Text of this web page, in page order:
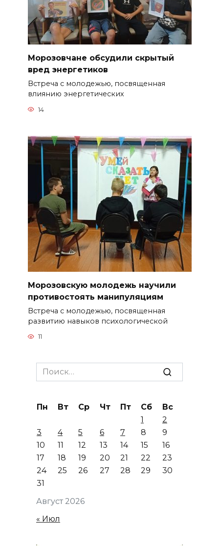
Морозовчане обсудили скрытый
вред энергетиков
Встреча с молодежью, посвященная
влиянию энергетических
14
Морозовскую молодежь научили
противостоять манипуляциям
Встреча с молодежью, посвященная
развитию навыков психологической
11
Search
for:
Август 2026
Пн Вт Ср Чт Пт Сб
Вс
1
2
3
4 5 6 7 8
9
10
11 12 13 14 15
16
17
18 19 20 21 22
23
24
25 26 27 28 29
30
31
« Июл